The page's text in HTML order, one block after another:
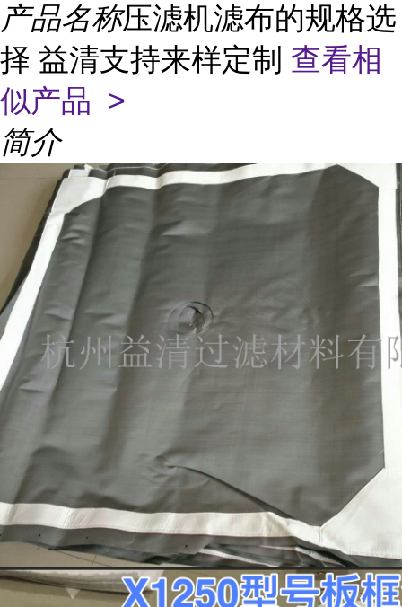
产品名称压滤机滤布的规格选
择 益清支持来样定制 查看相
似产品 >
简介